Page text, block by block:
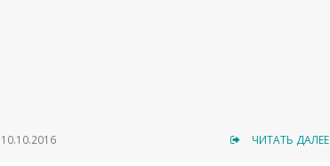
10.10.2016 ЧИТАТЬ ДАЛЕЕ